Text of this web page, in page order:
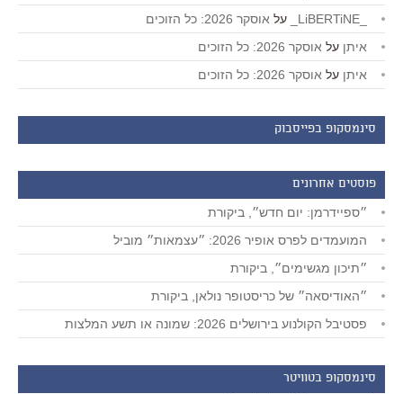
על אוסקר 2026: כל הזוכים
איתן על אוסקר 2026: כל הזוכים
איתן על אוסקר 2026: כל הזוכים
סינמסקופ בפייסבוק
פוסטים אחרונים
״ספיידרמן: יום חדש״, ביקורת
המועמדים לפרס אופיר 2026: ״עצמאות״ מוביל
״תיכון מגשימים״, ביקורת
״האודיסאה״ של כריסטופר נולאן, ביקורת
פסטיבל הקולנוע בירושלים 2026: שמונה או תשע המלצות
סינמסקופ בטוויטר